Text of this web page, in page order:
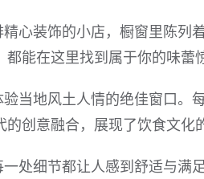
心装饰的小店，橱窗里陈列
能在这里找到属于你的味蕾
当地风土人情的绝佳窗口。
创意融合，展现了饮食文化
处细节都让人感到舒适与满